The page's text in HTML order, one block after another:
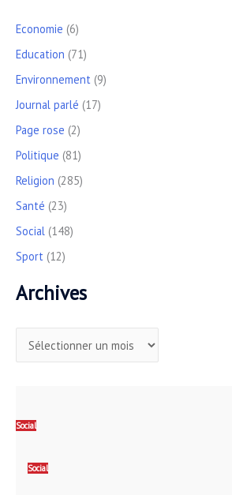
Economie (6)
Education (71)
Environnement (9)
Journal parlé (17)
Page rose (2)
Politique (81)
Religion (285)
Santé (23)
Social (148)
Sport (12)
Archives
Social
Social